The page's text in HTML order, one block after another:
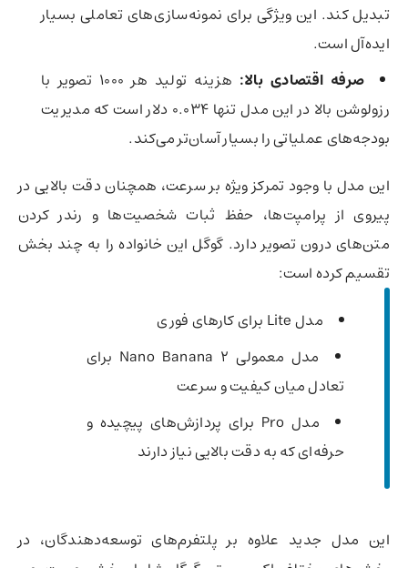
تبدیل کند. این ویژگی برای نمونه‌سازی‌های تعاملی بسیار
ایده‌آل است.
صرفه اقتصادی بالا:
هزینه تولید هر ۱۰۰۰ تصویر با
رزولوشن بالا در این مدل تنها ۰.۰۳۴ دلار است که مدیریت
بودجه‌های عملیاتی را بسیار آسان‌تر می‌کند.
این مدل با وجود تمرکز ویژه بر سرعت، همچنان دقت بالایی در
پیروی از پرامپت‌ها، حفظ ثبات شخصیت‌ها و رندر کردن
متن‌های درون تصویر دارد. گوگل این خانواده را به چند بخش
تقسیم کرده است:
مدل Lite برای کارهای فوری
مدل معمولی Nano Banana 2 برای
تعادل میان کیفیت و سرعت
مدل Pro برای پردازش‌های پیچیده و
حرفه‌ای که به دقت بالایی نیاز دارند
این مدل جدید علاوه بر پلتفرم‌های توسعه‌دهندگان، در